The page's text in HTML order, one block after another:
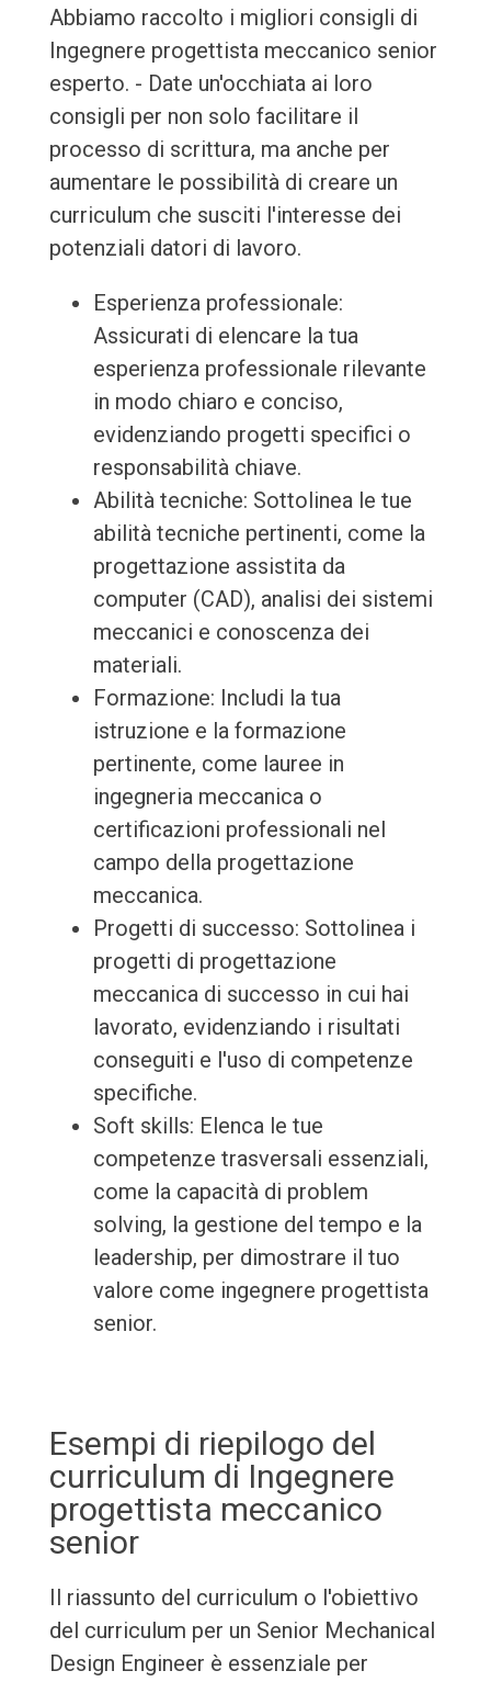
Abbiamo raccolto i migliori consigli di
Ingegnere progettista meccanico senior
esperto. - Date un'occhiata ai loro
consigli per non solo facilitare il
processo di scrittura, ma anche per
aumentare le possibilità di creare un
curriculum che susciti l'interesse dei
potenziali datori di lavoro.
Esperienza professionale:
Assicurati di elencare la tua
esperienza professionale rilevante
in modo chiaro e conciso,
evidenziando progetti specifici o
responsabilità chiave.
Abilità tecniche: Sottolinea le tue
abilità tecniche pertinenti, come la
progettazione assistita da
computer (CAD), analisi dei sistemi
meccanici e conoscenza dei
materiali.
Formazione: Includi la tua
istruzione e la formazione
pertinente, come lauree in
ingegneria meccanica o
certificazioni professionali nel
campo della progettazione
meccanica.
Progetti di successo: Sottolinea i
progetti di progettazione
meccanica di successo in cui hai
lavorato, evidenziando i risultati
conseguiti e l'uso di competenze
specifiche.
Soft skills: Elenca le tue
competenze trasversali essenziali,
come la capacità di problem
solving, la gestione del tempo e la
leadership, per dimostrare il tuo
valore come ingegnere progettista
senior.
Esempi di riepilogo del
curriculum di Ingegnere
progettista meccanico
senior
Il riassunto del curriculum o l'obiettivo
del curriculum per un Senior Mechanical
Design Engineer è essenziale per